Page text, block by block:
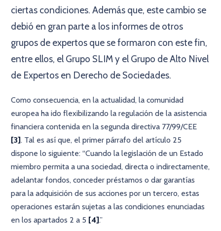
ciertas condiciones. Además que, este cambio se
debió en gran parte a los informes de otros
grupos de expertos que se formaron con este fin,
entre ellos, el Grupo SLIM y el Grupo de Alto Nivel
de Expertos en Derecho de Sociedades.
Como consecuencia, en la actualidad, la comunidad
europea ha ido flexibilizando la regulación de la asistencia
financiera contenida en la segunda directiva 77/99/CEE
[3]. Tal es así que, el primer párrafo del artículo 25
dispone lo siguiente: “Cuando la legislación de un Estado
miembro permita a una sociedad, directa o indirectamente,
adelantar fondos, conceder préstamos o dar garantías
para la adquisición de sus acciones por un tercero, estas
operaciones estarán sujetas a las condiciones enunciadas
en los apartados 2 a 5 [4].”